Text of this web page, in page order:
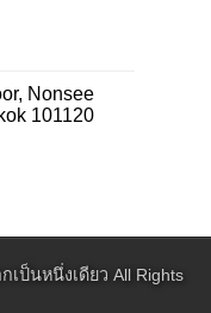
Nonsee
101120
เป็นหนึ่งเดียว All Rights